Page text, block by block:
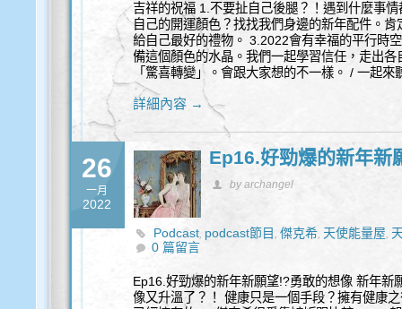
吉祥的祝福 1.不要扯自己後腿？！遇到什麼事
自己的開運顏色？找找我們身邊的新年配件。
給自己最好的禮物。 3.2022會有幸福的平行時
備這個顏色的水晶。我們一起學習信任，走出
「驚喜轉變」。會跟大家想的不一樣。 / 一起
詳細內容 →
26
一月
2022
Ep16.好勁爆的新年新
by archangel
Podcast, podcast節目 ,傑克希, 天使能量屋,
0 篇留言
Ep16.好勁爆的新年新願望!?勇敢的想像 新年新
像又升溫了？！ 健康只是一個手段？擁有健康